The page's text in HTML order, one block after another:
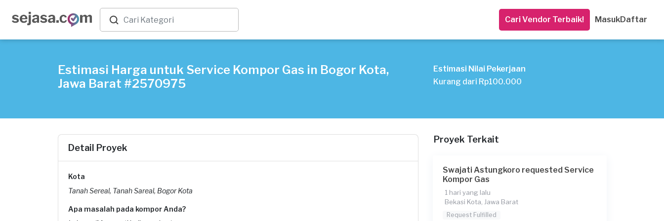
Cari Vendor Terbaik! MasukDaftar
Estimasi Harga untuk Service Kompor Gas in Bogor Kota,
Jawa Barat #2570975
Estimasi Nilai Pekerjaan
Kurang dari Rp100.000
Detail Proyek
Kota
Tanah Sereal, Tanah Sareal, Bogor Kota
Apa masalah pada kompor Anda?
Proyek Terkait
Swajati Astungkoro requested Service
Kompor Gas
1 hari yang lalu
Bekasi Kota, Jawa Barat
Request Fulfilled